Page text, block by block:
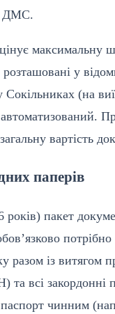
ДМС.
цінує
у
(на
вартість
паперів
пакет
разом із витягом
та всі
чинним